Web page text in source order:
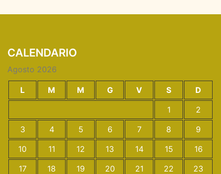
CALENDARIO
Agosto 2026
L M M G V S
D
1
2
3
4 5 6 7 8
9
10
11 12 13 14 15
16
17
18 19 20 21 22
23